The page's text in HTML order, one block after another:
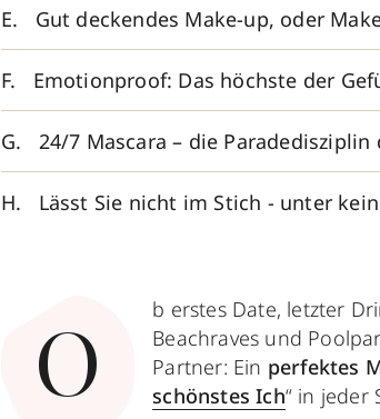
Gut deckendes Make-up, oder
Emotionproof: Das höchste der
24/7 Mascara – die Paradedisziplin
Lässt Sie nicht im Stich - unter
O
b erstes Date, letzter
Beachraves und
Partner: Ein perfektes
schönstes Ich“ in jeder